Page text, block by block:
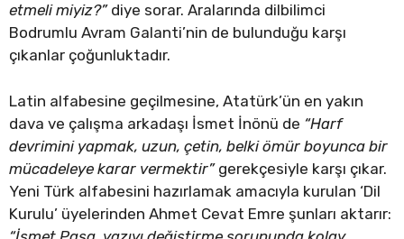
etmeli miyiz?”diye sorar. Aralarında dilbilimci
Bodrumlu Avram Galanti’nin de bulunduğu karşı
çıkanlar çoğunluktadır.
Latin alfabesine geçilmesine, Atatürk’ün en yakın
dava ve çalışma arkadaşı İsmet İnönü de “Harf
devrimini yapmak, uzun, çetin, belki ömür boyunca bir
mücadeleye karar vermektir”gerekçesiyle karşı çıkar.
Yeni Türk alfabesini hazırlamak amacıyla kurulan ‘Dil
Kurulu’ üyelerinden Ahmet Cevat Emre şunları aktarır: